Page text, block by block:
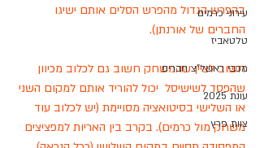
עירוני כרמים
טלטאביז
מכבי ראשל"צ חברים
עונת 2025
צוות פרץ
בהפרש הגדול מהפרש הסלים אותם ישיגו
החברים של אורנתן).
חשוב לציין שהמשחק חשוב גם לכלוב מכיוון
שהפסד לשישיסל  יכול להוריד אותם למקום השני
או השלישי בסיטואציה מסויימת (יש לכלוב עוד
משחק מול כרמים). בקרב בין האריות למפציצים